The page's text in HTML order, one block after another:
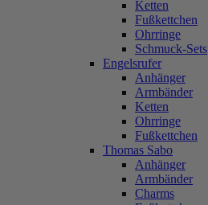
Ketten
Fußkettchen
Ohrringe
Schmuck-Sets
Engelsrufer
Anhänger
Armbänder
Ketten
Ohrringe
Fußkettchen
Thomas Sabo
Anhänger
Armbänder
Charms